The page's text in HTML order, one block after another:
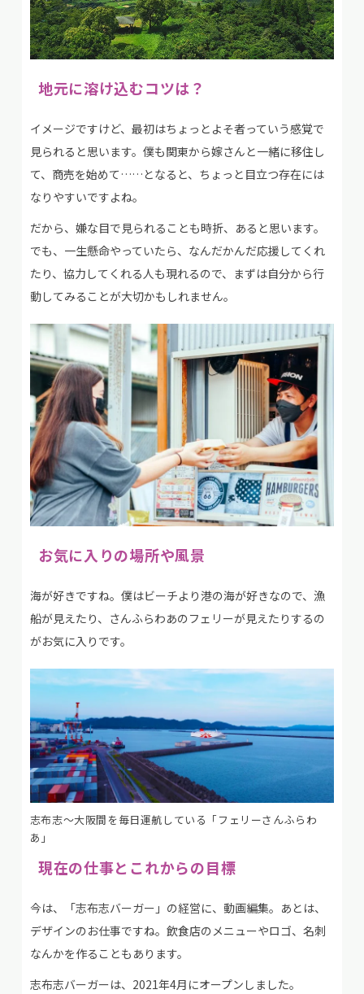
地元に溶け込むコツは？
イメージですけど、最初はちょっとよそ者っていう感覚で
見られると思います。僕も関東から嫁さんと一緒に移住し
て、商売を始めて……となると、ちょっと目立つ存在には
なりやすいですよね。
だから、嫌な目で見られることも時折、あると思います。
でも、一生懸命やっていたら、なんだかんだ応援してくれ
たり、協力してくれる人も現れるので、まずは自分から行
動してみることが大切かもしれません。
お気に入りの場所や風景
海が好きですね。僕はビーチより港の海が好きなので、漁
船が見えたり、さんふらわあのフェリーが見えたりするの
がお気に入りです。
志布志～大阪間を毎日運航している「フェリーさんふらわ
あ」
現在の仕事とこれからの目標
今は、「志布志バーガー」の経営に、動画編集。あとは、
デザインのお仕事ですね。飲食店のメニューやロゴ、名刺
なんかを作ることもあります。
志布志バーガーは、2021年4月にオープンしました。